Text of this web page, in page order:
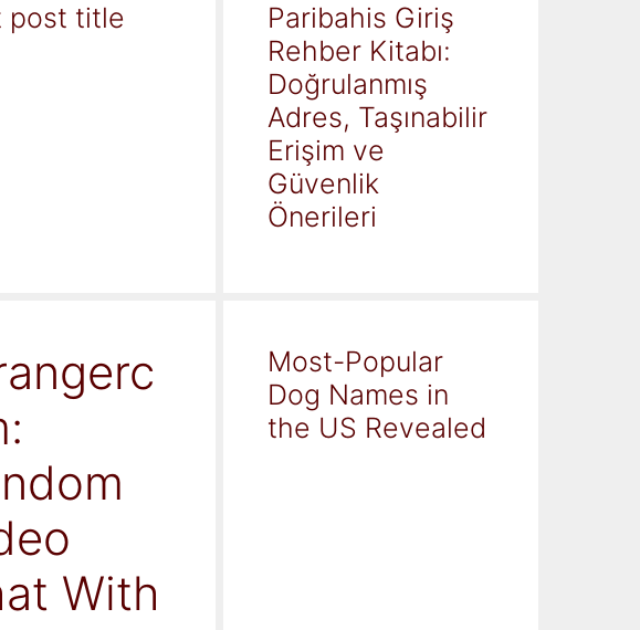
post title
Paribahis Giriş
Rehber Kitabı:
Doğrulanmış
Adres, Taşınabilir
Erişim ve
Güvenlik
Önerileri
With
Most-Popular
Dog Names in
the US Revealed